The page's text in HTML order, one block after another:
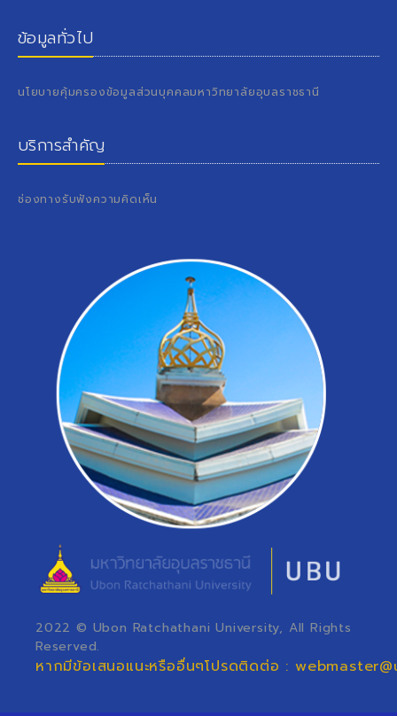
ข้อมูลทั่วไป
นโยบายคุ้มครองข้อมูลส่วนบุคคลมหาวิทยาลัยอุบลราชธานี
บริการสำคัญ
ช่องทางรับฟังความคิดเห็น
2022 © Ubon Ratchathani University, All Rights
Reserved.
หากมีข้อเสนอแนะหรืออื่นๆโปรดติดต่อ :